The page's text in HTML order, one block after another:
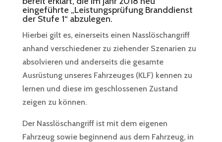
eingeführte „Leistungsprüfung Branddienst
der Stufe 1“ abzulegen.
Hierbei gilt es, einerseits einen Nasslöschangriff
anhand verschiedener zu ziehender Szenarien zu
absolvieren und anderseits die gesamte
Ausrüstung unseres Fahrzeuges (KLF) kennen zu
lernen und diese im geschlossenen Zustand
zeigen zu können.
Der Nasslöschangriff ist mit dem eigenen
Fahrzeug sowie beginnend aus dem Fahrzeug, in